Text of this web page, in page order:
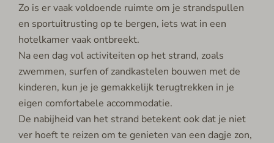
Zo is er vaak voldoende ruimte om je strandspullen
en sportuitrusting op te bergen, iets wat in een
hotelkamer vaak ontbreekt.
Na een dag vol activiteiten op het strand, zoals
zwemmen, surfen of zandkastelen bouwen met de
kinderen, kun je je gemakkelijk terugtrekken in je
eigen comfortabele accommodatie.
De nabijheid van het strand betekent ook dat je niet
ver hoeft te reizen om te genieten van een dagje zon,